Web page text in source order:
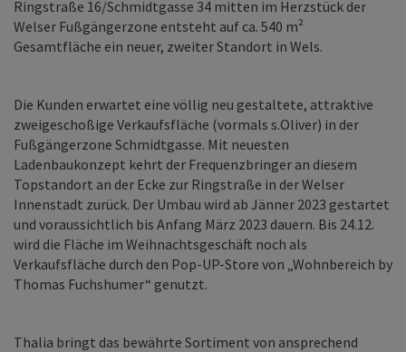
Ringstraße 16/Schmidtgasse 34 mitten im Herzstück der
Welser Fußgängerzone entsteht auf ca. 540 m²
Gesamtfläche ein neuer, zweiter Standort in Wels.
Die Kunden erwartet eine völlig neu gestaltete, attraktive
zweigeschoßige Verkaufsfläche (vormals s.Oliver) in der
Fußgängerzone Schmidtgasse. Mit neuesten
Ladenbaukonzept kehrt der Frequenzbringer an diesem
Topstandort an der Ecke zur Ringstraße in der Welser
Innenstadt zurück. Der Umbau wird ab Jänner 2023 gestartet
und voraussichtlich bis Anfang März 2023 dauern. Bis 24.12.
wird die Fläche im Weihnachtsgeschäft noch als
Verkaufsfläche durch den Pop-UP-Store von „Wohnbereich by
Thomas Fuchshumer“ genutzt.
Thalia bringt das bewährte Sortiment von ansprechend